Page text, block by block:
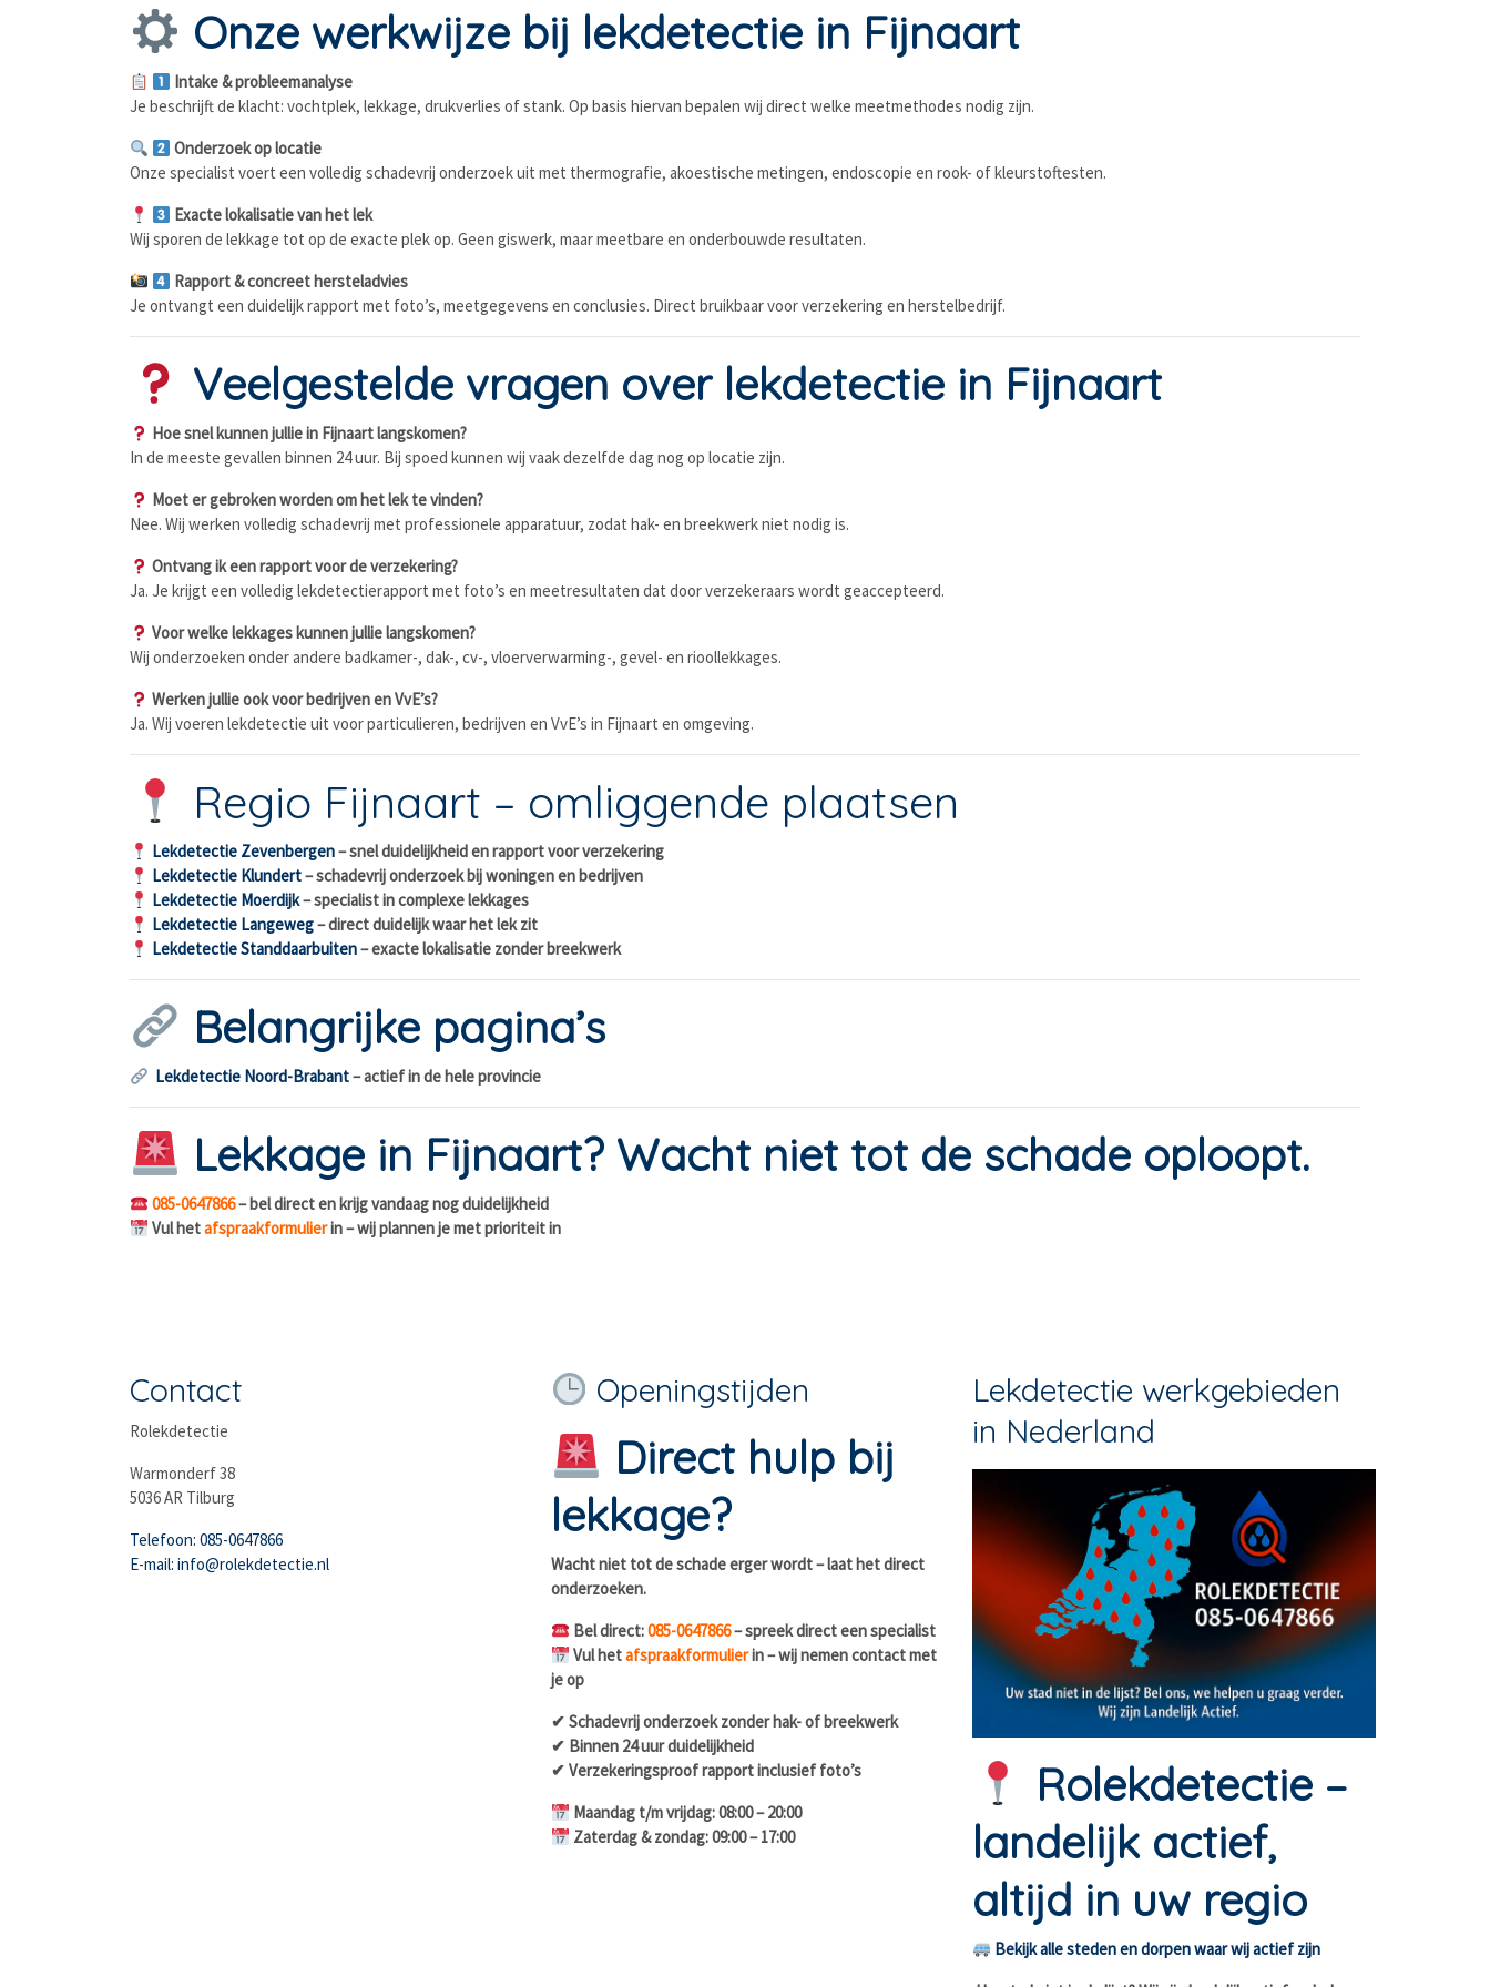
Onze werkwijze bij lekdetectie in Fijnaart
Intake & probleemanalyse
Je beschrijft de klacht: vochtplek, lekkage, drukverlies of stank. Op basis hiervan bepalen wij direct welke meetmethodes nodig zijn.
Onderzoek op locatie
Onze specialist voert een volledig schadevrij onderzoek uit met thermografie, akoestische metingen, endoscopie en rook- of kleurstoftesten.
Exacte lokalisatie van het lek
Wij sporen de lekkage tot op de exacte plek op. Geen giswerk, maar meetbare en onderbouwde resultaten.
Rapport & concreet hersteladvies
Je ontvangt een duidelijk rapport met foto’s, meetgegevens en conclusies. Direct bruikbaar voor verzekering en herstelbedrijf.
Veelgestelde vragen over lekdetectie in Fijnaart
Hoe snel kunnen jullie in Fijnaart langskomen?
In de meeste gevallen binnen 24 uur. Bij spoed kunnen wij vaak dezelfde dag nog op locatie zijn.
Moet er gebroken worden om het lek te vinden?
Nee. Wij werken volledig schadevrij met professionele apparatuur, zodat hak- en breekwerk niet nodig is.
Ontvang ik een rapport voor de verzekering?
Ja. Je krijgt een volledig lekdetectierapport met foto’s en meetresultaten dat door verzekeraars wordt geaccepteerd.
Voor welke lekkages kunnen jullie langskomen?
Wij onderzoeken onder andere badkamer-, dak-, cv-, vloerverwarming-, gevel- en rioollekkages.
Werken jullie ook voor bedrijven en VvE’s?
Ja. Wij voeren lekdetectie uit voor particulieren, bedrijven en VvE’s in Fijnaart en omgeving.
Regio Fijnaart – omliggende plaatsen
Lekdetectie Zevenbergen– snel duidelijkheid en rapport voor verzekering
Lekdetectie Klundert– schadevrij onderzoek bij woningen en bedrijven
Lekdetectie Moerdijk– specialist in complexe lekkages
Lekdetectie Langeweg– direct duidelijk waar het lek zit
Lekdetectie Standdaarbuiten– exacte lokalisatie zonder breekwerk
Belangrijke pagina’s
Lekdetectie Noord-Brabant– actief in de hele provincie
Lekkage in Fijnaart? Wacht niet tot de schade oploopt.
085-0647866– bel direct en krijg vandaag nog duidelijkheid
Vul hetafspraakformulierin – wij plannen je met prioriteit in
Contact
Rolekdetectie
Warmonderf 38
5036 AR Tilburg
Telefoon: 085-0647866
E-mail: info@rolekdetectie.nl
Openingstijden
Direct hulp bij
lekkage?
Wacht niet tot de schade erger wordt – laat het direct
onderzoeken.
Bel direct:085-0647866– spreek direct een specialist
Vul hetafspraakformulierin – wij nemen contact met
je op
✔ Schadevrij onderzoek zonder hak- of breekwerk
✔ Binnen 24 uur duidelijkheid
✔ Verzekeringsproof rapport inclusief foto’s
Maandag t/m vrijdag: 08:00 – 20:00
Zaterdag & zondag: 09:00 – 17:00
Lekdetectie werkgebieden
in Nederland
Rolekdetectie –
landelijk actief,
altijd in uw regio
Bekijk alle steden en dorpen waar wij actief zijn